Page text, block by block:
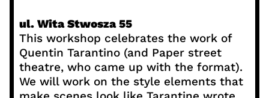
ul. Wita Stwosza 55
This workshop celebrates the work of
Quentin Tarantino (and Paper street
theatre, who came up with the format).
We will work on the style elements that